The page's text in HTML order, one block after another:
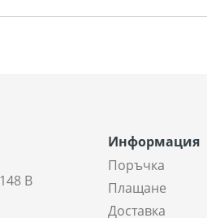
В
Информация
Поръчка
Плащане
Доставка